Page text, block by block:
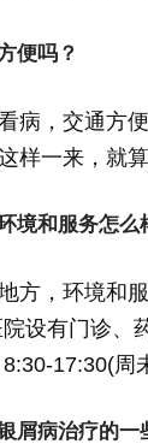
便吗？
病，交通方
样一来，就
境和服务怎么
方，环境和
设有门诊、
17:30(周
屑病治疗的一